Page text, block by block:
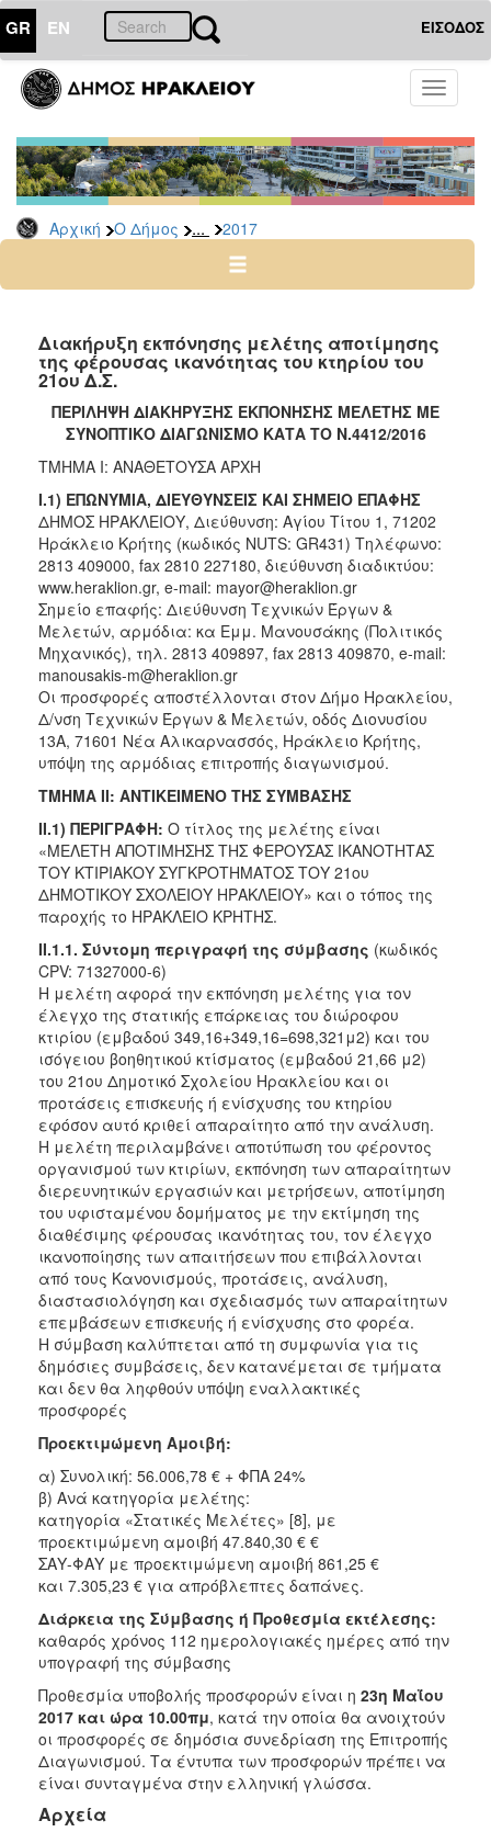
GR EN ΕΙΣΟΔΟΣ
Toggle
Αρχική Ο Δήμος ... 2017
ΔΗΜΟΣ
Διακηρύξεις
-
Δημοπρασίες
Αρχείο
2025
2023
2022
2021
2018
2017
2016
2015
2013
ΤΟΠΟΣ
ΠΟΛΙΤΙΣΜΟΣ
ΑΝΘΕΚΤΙΚΗ
ΠΟΛΗ
Διακήρυξη εκπόνησης μελέτης αποτίμησης
της φέρουσας ικανότητας του κτηρίου του
21ου Δ.Σ.
ΠΕΡΙΛΗΨΗ ΔΙΑΚΗΡΥΞΗΣ ΕΚΠΟΝΗΣΗΣ ΜΕΛΕΤΗΣ ΜΕ
ΣΥΝΟΠΤΙΚΟ ΔΙΑΓΩΝΙΣΜΟ ΚΑΤΑ ΤΟ Ν.4412/2016
ΤΜΗΜΑ I: ΑΝΑΘΕΤΟΥΣΑ ΑΡΧΗ
I.1) ΕΠΩΝΥΜΙΑ, ΔΙΕΥΘΥΝΣΕΙΣ ΚΑΙ ΣΗΜΕΙΟ ΕΠΑΦΗΣ
ΔΗΜΟΣ ΗΡΑΚΛΕΙΟΥ, Διεύθυνση: Αγίου Τίτου 1, 71202
Ηράκλειο Κρήτης (κωδικός NUTS: GR431) Τηλέφωνο:
2813 409000, fax 2810 227180, διεύθυνση διαδικτύου:
www.heraklion.gr, e-mail: mayor@heraklion.gr
Σημείo επαφής: Διεύθυνση Τεχνικών Έργων &
Μελετών, αρμόδια: κα Εμμ. Μανουσάκης (Πολιτικός
Μηχανικός), τηλ. 2813 409897, fax 2813 409870, e-mail:
manousakis-m@heraklion.gr
Οι προσφορές αποστέλλονται στον Δήμο Ηρακλείου,
Δ/νση Τεχνικών Έργων & Μελετών, οδός Διονυσίου
13Α, 71601 Νέα Αλικαρνασσός, Ηράκλειο Κρήτης,
υπόψη της αρμόδιας επιτροπής διαγωνισμού.
ΤΜΗΜΑ II: ΑΝΤΙΚΕΙΜΕΝΟ ΤΗΣ ΣΥΜΒΑΣΗΣ
II.1) ΠΕΡΙΓΡΑΦΗ: Ο τίτλος της μελέτης είναι
«ΜΕΛΕΤΗ ΑΠΟΤΙΜΗΣΗΣ ΤΗΣ ΦΕΡΟΥΣΑΣ ΙΚΑΝΟΤΗΤΑΣ
ΤΟΥ ΚΤΙΡΙΑΚΟΥ ΣΥΓΚΡΟΤΗΜΑΤΟΣ ΤΟΥ 21ου
ΔΗΜΟΤΙΚΟΥ ΣΧΟΛΕΙΟΥ ΗΡΑΚΛΕΙΟΥ» και ο τόπος της
παροχής το ΗΡΑΚΛΕΙΟ ΚΡΗΤΗΣ.
II.1.1. Σύντομη περιγραφή της σύμβασης (κωδικός
CPV: 71327000-6)
Η μελέτη αφορά την εκπόνηση μελέτης για τον
έλεγχο της στατικής επάρκειας του διώροφου
κτιρίου (εμβαδού 349,16+349,16=698,321μ2) και του
ισόγειου βοηθητικού κτίσματος (εμβαδού 21,66 μ2)
του 21ου Δημοτικό Σχολείου Ηρακλείου και οι
προτάσεις επισκευής ή ενίσχυσης του κτηρίου
εφόσον αυτό κριθεί απαραίτητο από την ανάλυση.
H μελέτη περιλαμβάνει αποτύπωση του φέροντος
οργανισμού των κτιρίων, εκπόνηση των απαραίτητων
διερευνητικών εργασιών και μετρήσεων, αποτίμηση
του υφισταμένου δομήματος με την εκτίμηση της
διαθέσιμης φέρουσας ικανότητας του, τον έλεγχο
ικανοποίησης των απαιτήσεων που επιβάλλονται
από τους Κανονισμούς, προτάσεις, ανάλυση,
διαστασιολόγηση και σχεδιασμός των απαραίτητων
επεμβάσεων επισκευής ή ενίσχυσης στο φορέα.
Η σύμβαση καλύπτεται από τη συμφωνία για τις
δημόσιες συμβάσεις, δεν κατανέμεται σε τμήματα
και δεν θα ληφθούν υπόψη εναλλακτικές
προσφορές
Προεκτιμώμενη Αμοιβή:
α) Συνολική: 56.006,78 € + ΦΠΑ 24%
β) Ανά κατηγορία μελέτης:
κατηγορία «Στατικές Μελέτες» [8], με
προεκτιμώμενη αμοιβή 47.840,30 € €
ΣΑΥ-ΦΑΥ με προεκτιμώμενη αμοιβή 861,25 €
και 7.305,23 € για απρόβλεπτες δαπάνες.
Διάρκεια της Σύμβασης ή Προθεσμία εκτέλεσης:
καθαρός χρόνος 112 ημερολογιακές ημέρες από την
υπογραφή της σύμβασης
Προθεσμία υποβολής προσφορών είναι η 23η Μαΐου
2017 και ώρα 10.00πμ, κατά την οποία θα ανοιχτούν
οι προσφορές σε δημόσια συνεδρίαση της Επιτροπής
Διαγωνισμού. Τα έντυπα των προσφορών πρέπει να
είναι συνταγμένα στην ελληνική γλώσσα.
Αρχεία